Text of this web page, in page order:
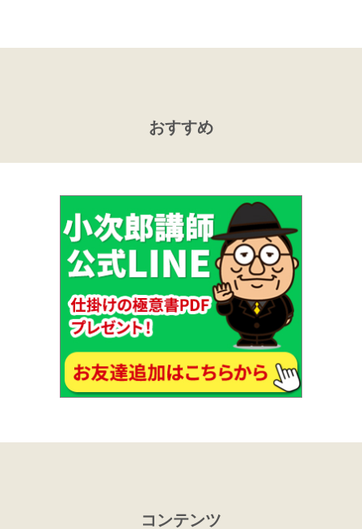
おすすめ
コンテンツ